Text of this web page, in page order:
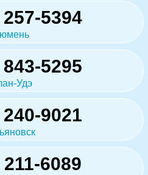
5394
5295
Удэ
9021
6089